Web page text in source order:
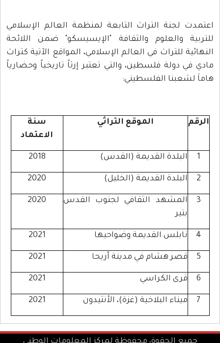
اعتمدت لجنة التراث التابعة لمنظمة العالم الإسلامي
للتربية والعلوم والثقافة "الإيسيسكو" ضمن اللائحة
النهائية للتراث في العالم الإسلامي، المواقع الآتية كتراث
مادي في دولة فلسطين، والتي تعتبر إرثاً تاريخياً وحضارياً
هاماَ لشعبنا الفلسطيني:
الرقم الموقع التراثي
سنة
الاعتماد
1 البلدة القديمة (القدس) 2018
2 البلدة القديمة (الخليل) 2020
3
المشهد الثقافي لجنوب القدس
بتير
2020
4 نابلس القديمة وضواحيها 2021
5 قصر هشام في مدينة أريحا 2021
6 قرى الكراسي 2021
7 ميناء البلاخية (غزة)، الأنثيدون 2021